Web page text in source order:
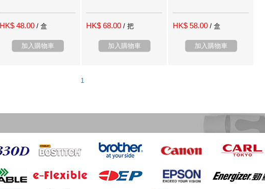
HK$ 48.00 / 盒
加入購物車
HK$ 68.00 / 把
加入購物車
HK$ 58.00 / 盒
加入購物車
1